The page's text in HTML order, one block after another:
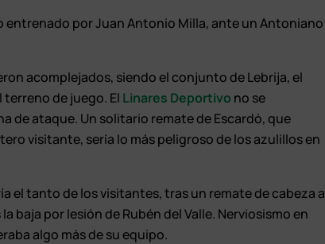
por Juan Antonio Milla, ante un Antoniano
acomplejados, siendo el conjunto de Lebrija, el
de juego. El Linares Deportivo no se
de ataque. Un solitario remate de Escardó, que
visitante, sería lo más peligroso de los azulillos en
el tanto de los visitantes, tras un remate de cabeza a
baja por lesión de Rubén del Valle. Nerviosismo en
algo más de su equipo.